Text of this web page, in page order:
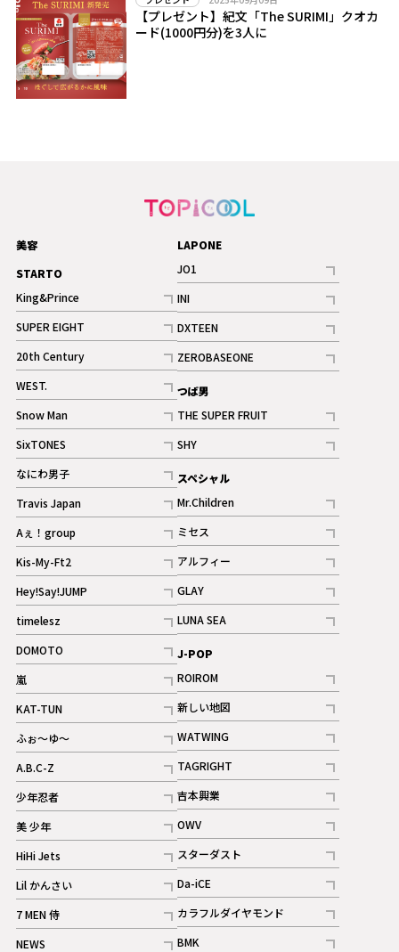
【プレゼント】紀文「The SURIMI」クオカ
ード(1000円分)を3人に
美容
STARTO
King&Prince
記事
SUPER EIGHT
記事
20th Century
記事
WEST.
記事
Snow Man
記事
ギャラリー
SixTONES
記事
ギャラリー
なにわ男子
記事
Travis Japan
記事
Aぇ！group
記事
Kis-My-Ft2
記事
ギャラリー
Hey!Say!JUMP
記事
timelesz
記事
DOMOTO
記事
嵐
記事
KAT-TUN
記事
ふぉ～ゆ～
記事
A.B.C-Z
記事
ギャラリー
少年忍者
記事
美 少年
記事
HiHi Jets
記事
Lil かんさい
記事
7 MEN 侍
記事
NEWS
LAPONE
JO1
記事
INI
記事
ギャラリー
DXTEEN
記事
ギャラリー
ZEROBASEONE
記事
つば男
THE SUPER FRUIT
記事
SHY
記事
スペシャル
Mr.Children
記事
ミセス
記事
アルフィー
記事
GLAY
記事
LUNA SEA
記事
J-POP
ROIROM
記事
新しい地図
記事
WATWING
記事
TAGRIGHT
記事
吉本興業
記事
OWV
記事
ギャラリー
スターダスト
記事
Da-iCE
記事
カラフルダイヤモンド
記事
BMK